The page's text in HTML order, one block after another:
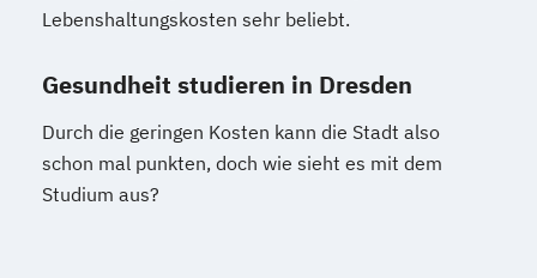
Lebenshaltungskosten sehr beliebt.
Gesundheit studieren in Dresden
Durch die geringen Kosten kann die Stadt also
schon mal punkten, doch wie sieht es mit dem
Studium aus?